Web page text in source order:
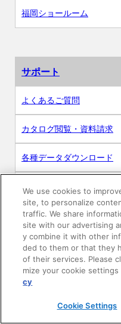
福岡ショールーム
サポート
よくあるご質問
カタログ閲覧・資料請求
各種データダウンロード
WEB見積・各種シミュレ
交換用部品の購入
修理・点検
お問い合わせ
We use cookies to
site, to personalize
traffic. We share
site with our advertising
y combine it with other
ded to them or that they
of their services. Please
mize your cookie
cy
Cookie Settings